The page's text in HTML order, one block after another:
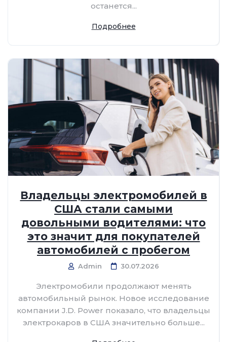
останется...
Подробнее
Владельцы электромобилей в
США стали самыми
довольными водителями: что
это значит для покупателей
автомобилей с пробегом
Admin 30.07.2026
Электромобили продолжают менять
автомобильный рынок. Новое исследование
компании J.D. Power показало, что владельцы
электрокаров в США значительно больше...